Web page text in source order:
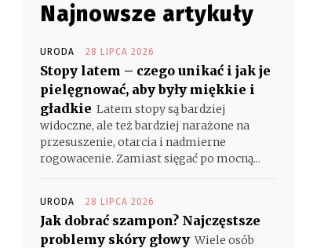
Najnowsze artykuły
URODA 28 LIPCA 2026
Stopy latem – czego unikać i jak je
pielęgnować, aby były miękkie i
gładkie Latem stopy są bardziej
widoczne, ale też bardziej narażone na
przesuszenie, otarcia i nadmierne
rogowacenie. Zamiast sięgać po mocną...
URODA 28 LIPCA 2026
Jak dobrać szampon? Najczęstsze
problemy skóry głowy Wiele osób